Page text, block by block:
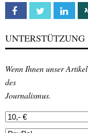
Facebook Twitter
UNTERSTÜTZUNG
Wenn Ihnen unser
des
Journalismus.